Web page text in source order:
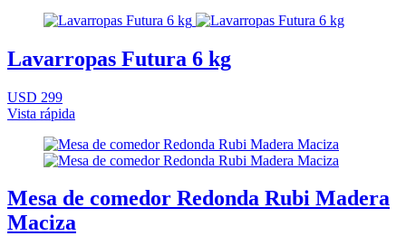
Lavarropas Futura 6 kg
USD 299
Vista rápida
Mesa de comedor Redonda Rubi Madera
Maciza